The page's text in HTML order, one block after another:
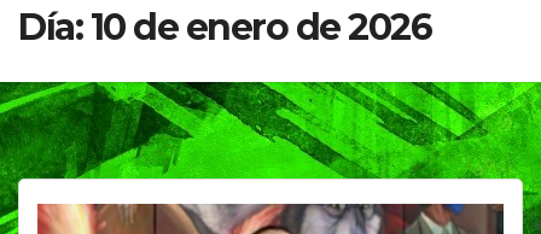
Día:10 de enero de 2026